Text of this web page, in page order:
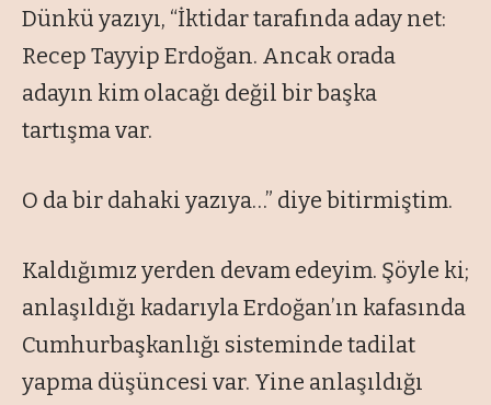
Dünkü yazıyı, “İktidar tarafında aday net:
Recep Tayyip Erdoğan. Ancak orada
adayın kim olacağı değil bir başka
tartışma var.
O da bir dahaki yazıya…” diye bitirmiştim.
Kaldığımız yerden devam edeyim. Şöyle ki;
anlaşıldığı kadarıyla Erdoğan’ın kafasında
Cumhurbaşkanlığı sisteminde tadilat
yapma düşüncesi var. Yine anlaşıldığı